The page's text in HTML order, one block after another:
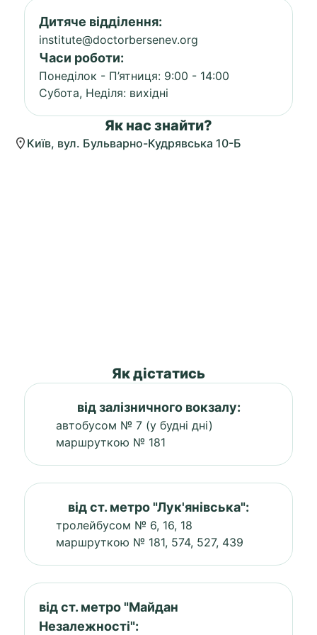
Дитяче відділення:
institute@doctorbersenev.org
Часи роботи:
Понеділок - П’ятниця: 9:00 - 14:00
Субота, Неділя: вихідні
Як нас знайти?
Київ, вул. Бульварно-Кудрявська 10-Б
Як дістатись
від залізничного вокзалу:
автобусом № 7 (у будні дні)
маршруткою № 181
від ст. метро "Лук'янівська":
тролейбусом № 6, 16, 18
маршруткою № 181, 574, 527, 439
від ст. метро "Майдан
Незалежності":